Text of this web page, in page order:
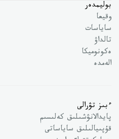
بوليمدەر
وقيعا
ساياسات
تالداۋ
ەكونوميكا
الەمدە
ءبىز تۋرالى
پايدالانۋشىلىق كەلىسىم
قۇپىيالىلىق ساياساتى